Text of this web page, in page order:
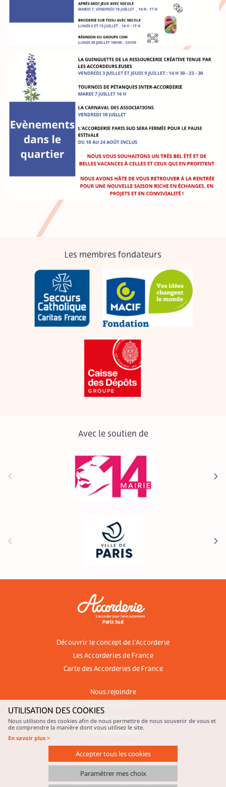
Les membres fondateurs
Avec le soutien de
Paris Sud
Découvrir le concept de l'Accorderie
Les Accorderies de France
Carte des Accorderies de France
Nous rejoindre
Nous soutenir
Nos actualités
Nos évènements
Nous contacter
Mentions légales
Gestion des cookies
UTILISATION DES COOKIES
Nous utilisons des cookies afin de nous permettre de nous souvenir de vous et
de comprendre la manière dont vous utilisez le site.
En savoir plus >
Accepter tous les cookies
Paramétrer mes choix